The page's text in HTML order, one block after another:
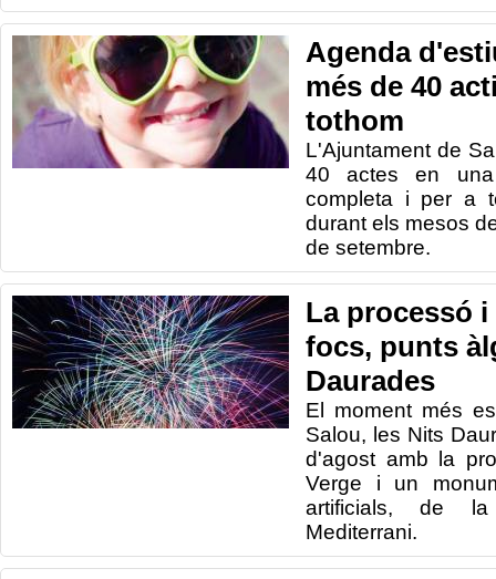
Agenda
més de 40
tothom
L'Ajuntament de
40 actes en
completa i per a
durant els mesos
de setembre.
La processó
focs, punts
Daurades
El moment més
Salou, les Nits
d'agost amb la
Verge i un
artificials, de
Mediterrani.